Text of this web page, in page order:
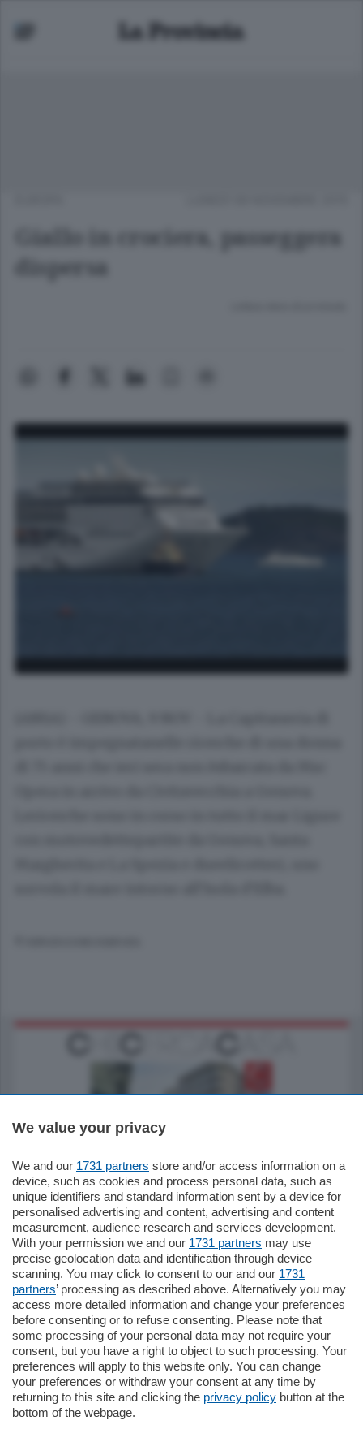
Giallo in crociera, passeggera
dispersa
795.000€
Como - Como
Quadrilocale
Zona Como Borghi. Nel complesso di
nuova costruzione "JIULIUS" in Classe
Energetica A2 proponiamo ampio
Quadrilocale …
mq. 145locali:4
Sezioni
We value your privacy
We and our 1731 partners store and/or access information on a
device, such as cookies and process personal data, such as
unique identifiers and standard information sent by a device for
personalised advertising and content, advertising and content
measurement, audience research and services development.
With your permission we and our 1731 partners may use
precise geolocation data and identification through device
scanning. You may click to consent to our and our 1731
partners’ processing as described above. Alternatively you may
access more detailed information and change your preferences
before consenting or to refuse consenting. Please note that
some processing of your personal data may not require your
consent, but you have a right to object to such processing. Your
preferences will apply to this website only. You can change
your preferences or withdraw your consent at any time by
returning to this site and clicking the privacy policy button at the
bottom of the webpage.